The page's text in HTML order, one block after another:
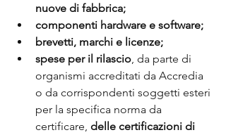
nuove di fabbrica;
componenti hardware e software;
brevetti, marchi e licenze;
spese per il rilascio , da parte di
organismi accreditati da Accredia
o da corrispondenti soggetti esteri
per la specifica norma da
certificare, delle certificazioni di